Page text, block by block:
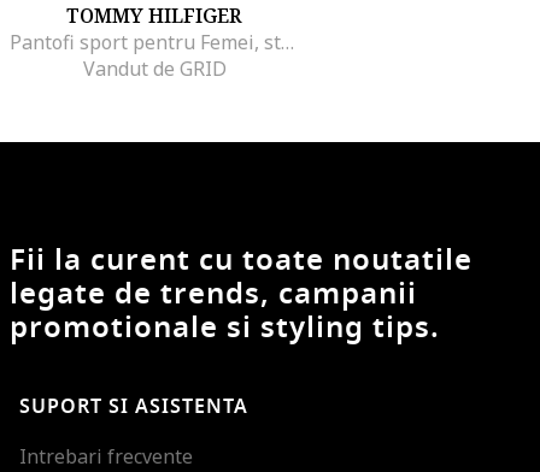
TOMMY HILFIGER
Pantofi sport pentru Femei, stripes platform sneaker, FW0FW08348-YBL, Bej, Bej
Vandut de GRID
Fii la curent cu toate noutatile
legate de trends, campanii
promotionale si styling tips.
SUPORT SI ASISTENTA
Intrebari frecvente